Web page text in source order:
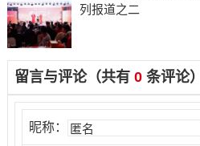
列报道之二
留言与评论（共有 0条评论）
昵称：